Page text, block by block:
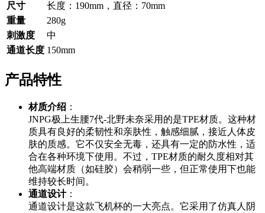
尺寸
长度：190mm，直径：70mm
重量
280g
刺激度
中
通道长度 150mm
产品特性
材质介绍 ：
JNPG极上生腰7代-北野未奈采用的是TPE材质。这种材
质具有良好的柔韧性和亲肤性，触感细腻，接近人体皮
肤的质感。它不仅安全无毒，还具有一定的防水性，适
合在各种环境下使用。不过，TPE材质的耐久度相对其
他高端材质（如硅胶）会稍弱一些，但正常使用下也能
维持较长时间。
通道设计：
通道设计是这款飞机杯的一大亮点。它采用了仿真人阴